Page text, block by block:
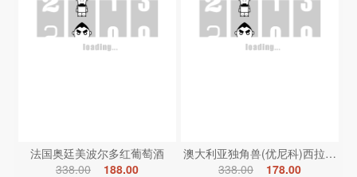
法国奥廷美波尔多红葡萄酒
338.00
188.00
澳大利亚独角兽(优尼科)西拉红葡
338.00
178.00